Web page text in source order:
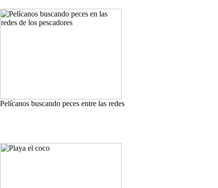
Pelícanos buscando peces entre las redes